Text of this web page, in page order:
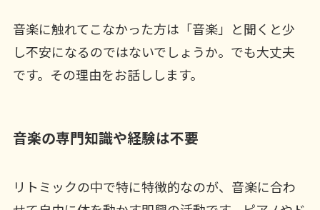
音楽に触れてこなかった方は「音楽」と聞くと少
し不安になるのではないでしょうか。でも大丈夫
です。その理由をお話しします。
音楽の専門知識や経験は不要
リトミックの中で特に特徴的なのが、音楽に合わ